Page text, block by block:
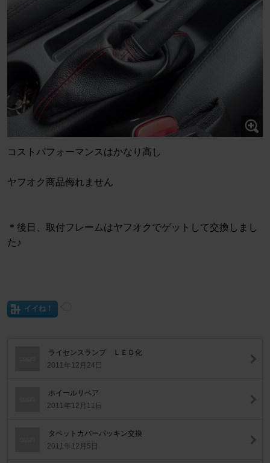
コストパフォーマンスはかなり高し
ヤフオク商品侮れません
＊後日、取付フレームはヤフオクでゲットして交換しまし
た♪
イイね！
ライセンスランプ ＬＥＤ化
2011年12月24日
ホイールリペア
2011年12月11日
タペットカバーパッキン交換
2011年12月5日